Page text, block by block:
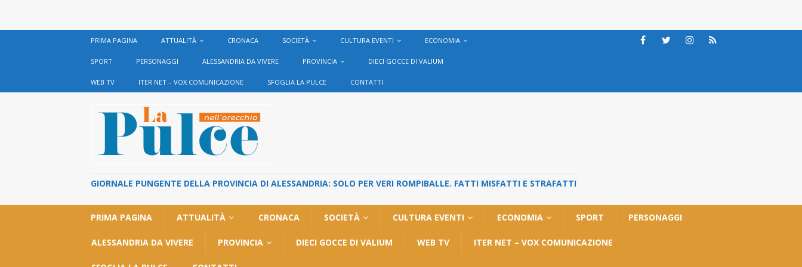
PRIMA PAGINA ATTUALITÀ CRONACA SOCIETÀ CULTURA EVENTI ECONOMIA
SPORT PERSONAGGI ALESSANDRIA DA VIVERE PROVINCIA DIECI GOCCE DI VALIUM
WEB TV ITER NET – VOX COMUNICAZIONE SFOGLIA LA PULCE CONTATTI
GIORNALE PUNGENTE DELLA PROVINCIA DI ALESSANDRIA: SOLO PER VERI ROMPIBALLE. FATTI MISFATTI E STRAFATTI
PRIMA PAGINA ATTUALITÀ CRONACA SOCIETÀ CULTURA EVENTI ECONOMIA SPORT PERSONAGGI
ALESSANDRIA DA VIVERE PROVINCIA DIECI GOCCE DI VALIUM WEB TV ITER NET – VOX COMUNICAZIONE